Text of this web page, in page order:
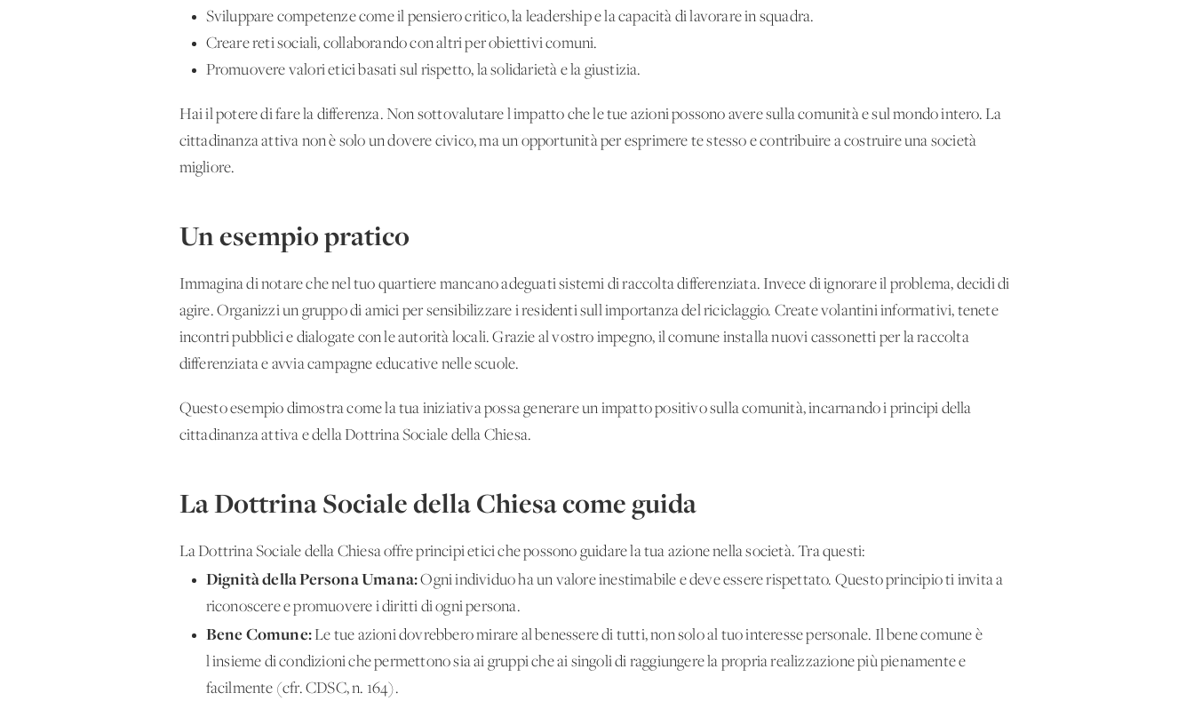
Sviluppare competenze come il pensiero critico, la leadership e la capacità di lavorare in squadra.
Creare reti sociali, collaborando con altri per obiettivi comuni.
Promuovere valori etici basati sul rispetto, la solidarietà e la giustizia.
Hai il potere di fare la differenza. Non sottovalutare l'impatto che le tue azioni possono avere sulla comunità e sul mondo intero. La
cittadinanza attiva non è solo un dovere civico, ma un'opportunità per esprimere te stesso e contribuire a costruire una società
migliore.
Un esempio pratico
Immagina di notare che nel tuo quartiere mancano adeguati sistemi di raccolta differenziata. Invece di ignorare il problema, decidi di
agire. Organizzi un gruppo di amici per sensibilizzare i residenti sull'importanza del riciclaggio. Create volantini informativi, tenete
incontri pubblici e dialogate con le autorità locali. Grazie al vostro impegno, il comune installa nuovi cassonetti per la raccolta
differenziata e avvia campagne educative nelle scuole.
Questo esempio dimostra come la tua iniziativa possa generare un impatto positivo sulla comunità, incarnando i principi della
cittadinanza attiva e della Dottrina Sociale della Chiesa.
La Dottrina Sociale della Chiesa come guida
La Dottrina Sociale della Chiesa offre principi etici che possono guidare la tua azione nella società. Tra questi:
Dignità della Persona Umana:Ogni individuo ha un valore inestimabile e deve essere rispettato. Questo principio ti invita a
riconoscere e promuovere i diritti di ogni persona.
Bene Comune:Le tue azioni dovrebbero mirare al benessere di tutti, non solo al tuo interesse personale. Il bene comune è
l'insieme di condizioni che permettono sia ai gruppi che ai singoli di raggiungere la propria realizzazione più pienamente e
facilmente (cfr. CDSC, n. 164).